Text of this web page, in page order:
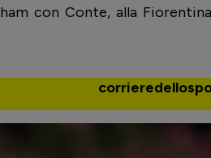
con Conte, alla